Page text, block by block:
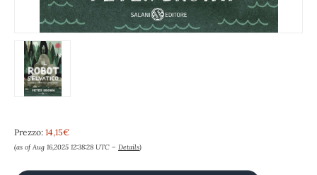
Prezzo: 14,15€
(as of Aug 16,2025 12:38:28 UTC – Details)